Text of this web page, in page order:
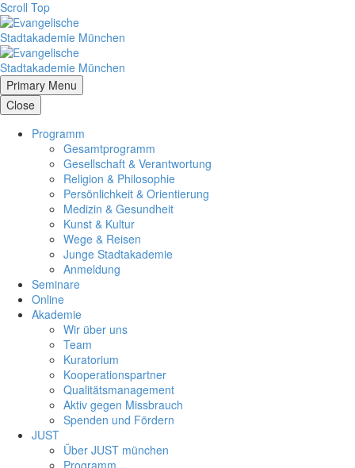
Scroll Top
Primary Menu
Close
Programm
Gesamtprogramm
Gesellschaft & Verantwortung
Religion & Philosophie
Persönlichkeit & Orientierung
Medizin & Gesundheit
Kunst & Kultur
Wege & Reisen
Junge Stadtakademie
Anmeldung
Seminare
Online
Akademie
Wir über uns
Team
Kuratorium
Kooperationspartner
Qualitätsmanagement
Aktiv gegen Missbrauch
Spenden und Fördern
JUST
Über JUST münchen
Programm